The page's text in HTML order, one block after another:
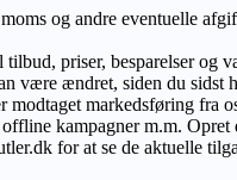
og andre eventuelle
tilbud, priser, besparelser og
være ændret, siden du sidst
modtaget markedsføring fra
kampagner m.m. Opret
for at se de aktuelle